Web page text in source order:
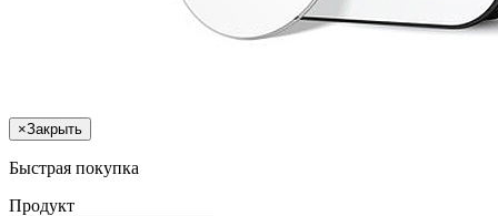
×Закрыть
Быстрая покупка
Продукт